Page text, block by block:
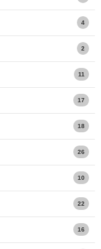
4
2
11
17
18
26
10
22
16